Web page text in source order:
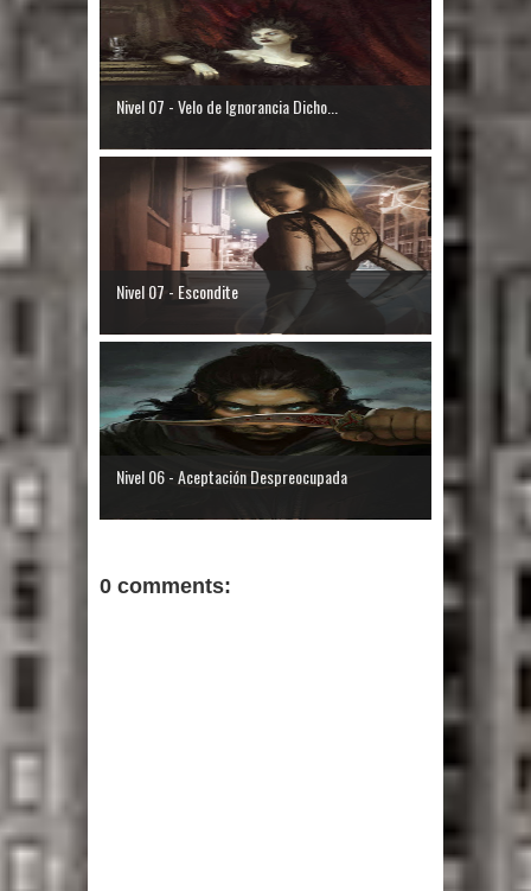
Nivel 07 - Velo de Ignorancia Dicho...
Nivel 07 - Escondite
Nivel 06 - Aceptación Despreocupada
0 comments: